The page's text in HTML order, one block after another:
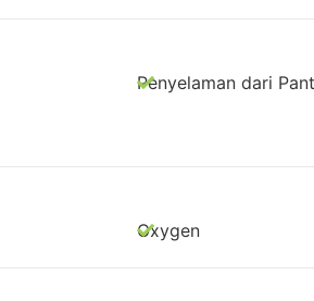
Penyelaman dari
Oxygen